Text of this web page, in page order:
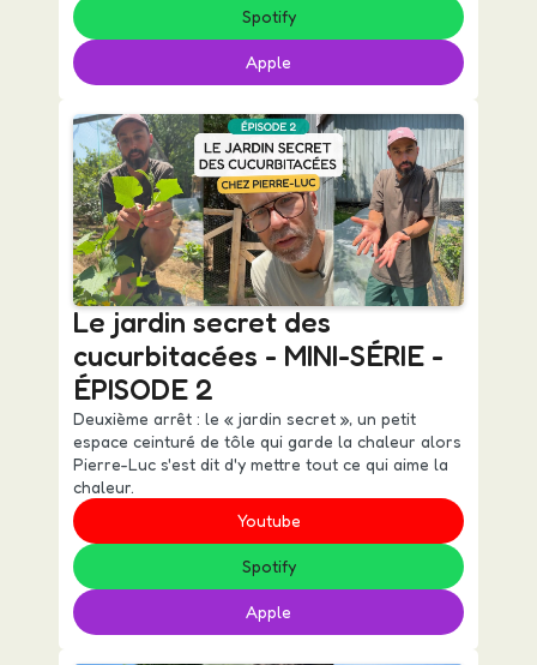
Spotify
Apple
Le jardin secret des
cucurbitacées - MINI-SÉRIE -
ÉPISODE 2
Deuxième arrêt : le « jardin secret », un petit
espace ceinturé de tôle qui garde la chaleur alors
Pierre-Luc s'est dit d'y mettre tout ce qui aime la
chaleur.
Youtube
Spotify
Apple